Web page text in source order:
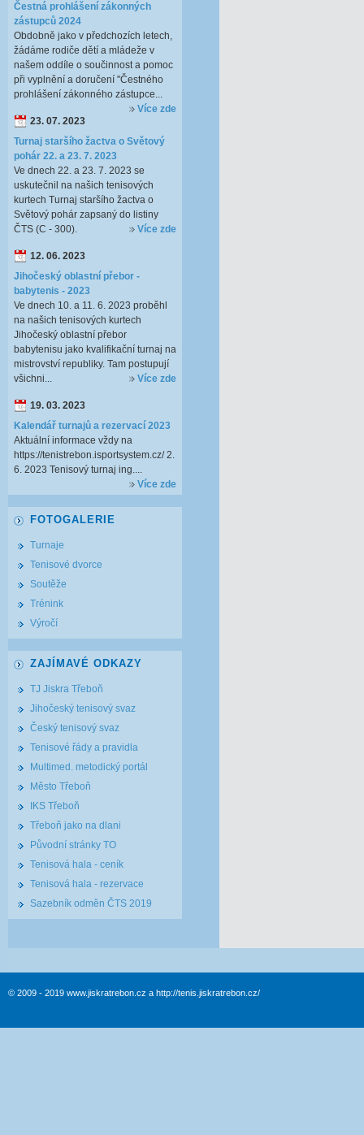
Čestná prohlášení zákonných
zástupců 2024
Obdobně jako v předchozích letech,
žádáme rodiče dětí a mládeže v
našem oddíle o součinnost a pomoc
při vyplnění a doručení "Čestného
prohlášení zákonného zástupce...
Více zde
23. 07. 2023
Turnaj staršího žactva o Světový
pohár 22. a 23. 7. 2023
Ve dnech 22. a 23. 7. 2023 se
uskutečnil na našich tenisových
kurtech Turnaj staršího žactva o
Světový pohár zapsaný do listiny
ČTS (C - 300).
Více zde
12. 06. 2023
Jihočeský oblastní přebor -
babytenis - 2023
Ve dnech 10. a 11. 6. 2023 proběhl
na našich tenisových kurtech
Jihočeský oblastní přebor
babytenisu jako kvalifikační turnaj na
mistrovství republiky. Tam postupují
všichni...
Více zde
19. 03. 2023
Kalendář turnajů a rezervací 2023
Aktuální informace vždy na
https://tenistrebon.isportsystem.cz/ 2.
6. 2023 Tenisový turnaj ing....
Více zde
FOTOGALERIE
Turnaje
Tenisové dvorce
Soutěže
Trénink
Výročí
ZAJÍMAVÉ ODKAZY
TJ Jiskra Třeboň
Jihočeský tenisový svaz
Český tenisový svaz
Tenisové řády a pravidla
Multimed. metodický portál
Město Třeboň
IKS Třeboň
Třeboň jako na dlani
Původní stránky TO
Tenisová hala - ceník
Tenisová hala - rezervace
Sazebník odměn ČTS 2019
© 2009 - 2019 www.jiskratrebon.cz a http://tenis.jiskratrebon.cz/